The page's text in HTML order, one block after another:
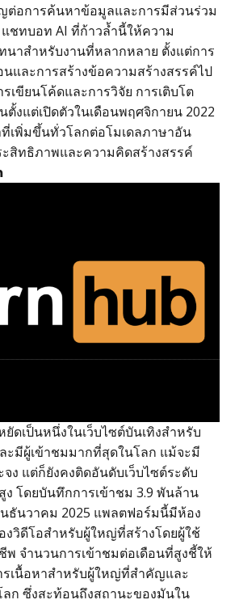
ต่อการค้นหาข้อมูลและการมีส่วนร่วม
ชทบอท AI ที่ก้าวล้ำนี้ให้ความ
นาสำหรับงานที่หลากหลาย ตั้งแต่การ
และการสร้างข้อความสร้างสรรค์ไป
เขียนโค้ดและการวิจัย การเติบโต
ตั้งแต่เปิดตัวในเดือนพฤศจิกายน 2022
ที่เพิ่มขึ้นทั่วโลกต่อโมเดลภาษาอัน
ะสิทธิภาพและความคิดสร้างสรรค์
ดเป็นหนึ่งในเว็บไซต์บันเทิงสำหรับ
มีผู้เข้าชมมากที่สุดในโลก แม้จะมี
จง แต่ก็ยังคงติดอันดับเว็บไซต์ระดับ
โดยบันทึกการเข้าชม 3.9 พันล้าน
นธันวาคม 2025 แพลตฟอร์มนี้มีห้อง
งวิดีโอสำหรับผู้ใหญ่ที่สร้างโดยผู้ใช้
พ จำนวนการเข้าชมต่อเดือนที่สูงชี้ให้
รเนื้อหาสำหรับผู้ใหญ่ที่สำคัญและ
ลก ซึ่งสะท้อนถึงสถานะของมันใน